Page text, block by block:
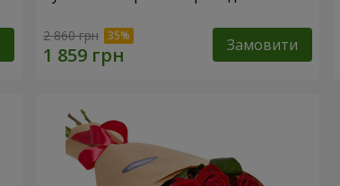
2 860 грн Замовити